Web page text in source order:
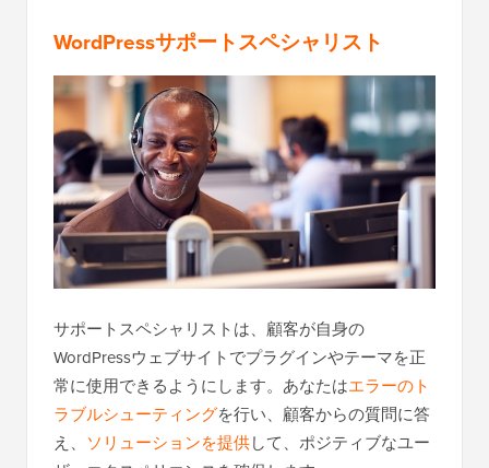
WordPressサポートスペシャリスト
サポートスペシャリストは、顧客が自身の
WordPressウェブサイトでプラグインやテーマを正
常に使用できるようにします。あなたはエラーのト
ラブルシューティングを行い、顧客からの質問に答
え、 ソリューションを提供して、ポジティブなユー